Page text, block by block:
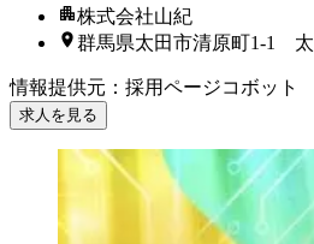
株式会社山紀
群馬県太田市清原町1-1
情報提供元 ： 採用ページコボット
求人を見る